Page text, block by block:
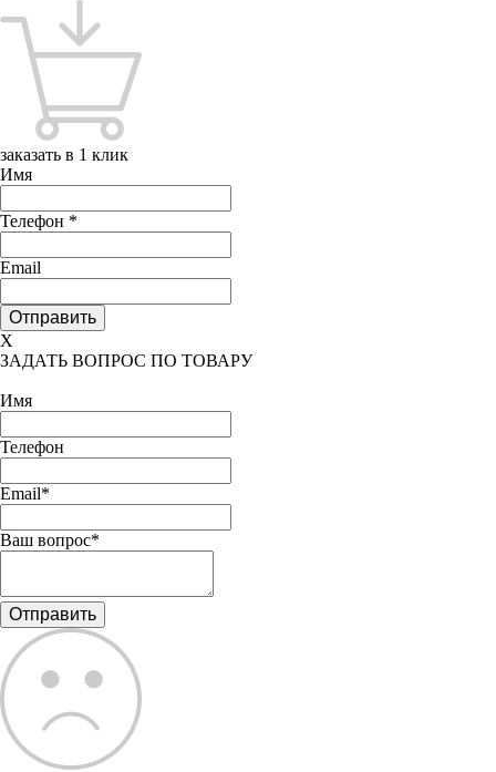
заказать в 1 клик
Имя
Телефон *
Email
X
ЗАДАТЬ ВОПРОС ПО ТОВАРУ
Имя
Телефон
Email*
Ваш вопрос*